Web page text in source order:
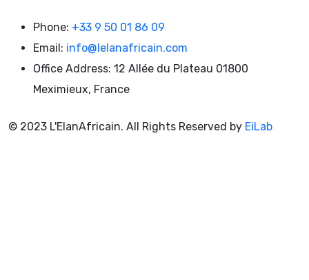
Phone: +33 9 50 01 86 09
Email: info@lelanafricain.com
Office Address: 12 Allée du Plateau 01800
Meximieux, France
© 2023 L'ElanAfricain. All Rights Reserved by EiLab